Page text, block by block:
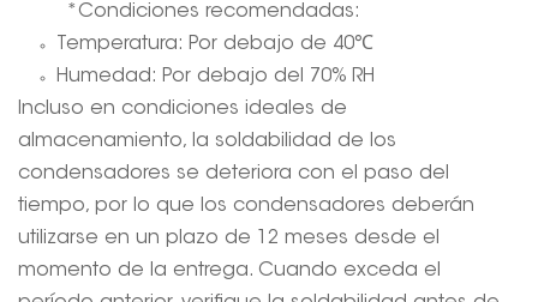
*Condiciones recomendadas:
Temperatura: Por debajo de 40℃
Humedad: Por debajo del 70% RH
Incluso en condiciones ideales de
almacenamiento, la soldabilidad de los
condensadores se deteriora con el paso del
tiempo, por lo que los condensadores deberán
utilizarse en un plazo de 12 meses desde el
momento de la entrega. Cuando exceda el